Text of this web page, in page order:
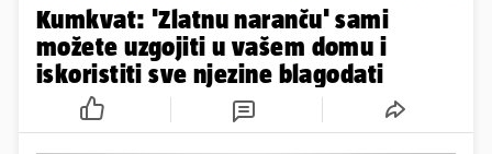
Kumkvat: 'Zlatnu naranču' sami
možete uzgojiti u vašem domu i
iskoristiti sve njezine blagodati